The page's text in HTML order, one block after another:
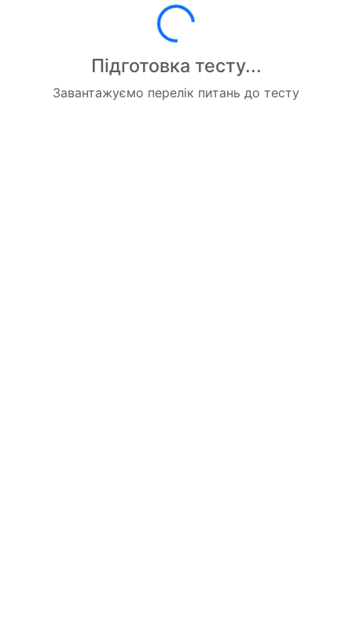
Завантаження...
Підготовка тесту...
Завантажуємо перелік питань до тесту